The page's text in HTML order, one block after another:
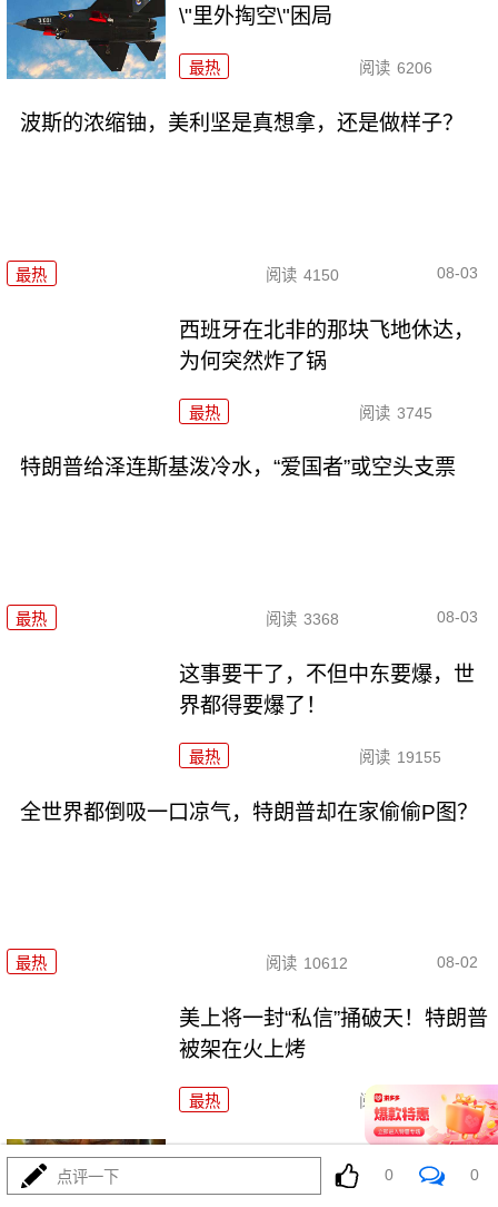
\"里外掏空\"困局
最热 阅读 6206
波斯的浓缩铀，美利坚是真想拿，还是做样子？
最热 阅读 4150 08-03
西班牙在北非的那块飞地休达，
为何突然炸了锅
最热 阅读 3745
特朗普给泽连斯基泼冷水，“爱国者”或空头支票
最热 阅读 3368 08-03
这事要干了，不但中东要爆，世
界都得要爆了！
最热 阅读 19155
全世界都倒吸一口凉气，特朗普却在家偷偷P图？
最热 阅读 10612 08-02
美上将一封“私信”捅破天！特朗普
被架在火上烤
最热 阅读 9285
两大命门决定美国退无可退，伊
点评一下 0 0